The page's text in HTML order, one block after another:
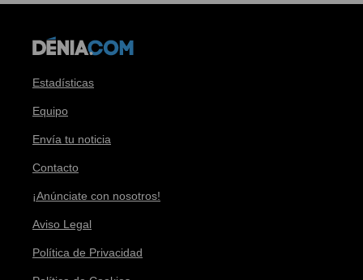
Estadísticas
Equipo
Envía tu noticia
Contacto
¡Anúnciate con nosotros!
Aviso Legal
Política de Privacidad